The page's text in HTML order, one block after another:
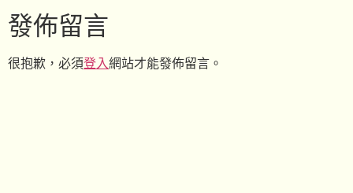
發佈留言
很抱歉，必須登入網站才能發佈留言。